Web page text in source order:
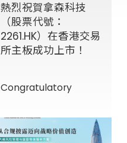
熱烈祝賀拿森科技
（股票代號：
2261.HK）在香港交易
所主板成功上市！
Congratulatory